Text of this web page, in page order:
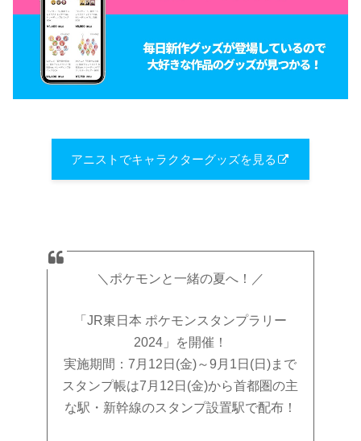
アニストでキャラクターグッズを見る
＼ポケモンと一緒の夏へ！／
「JR東日本 ポケモンスタンプラリー
2024」を開催！
実施期間：7月12日(金)～9月1日(日)まで
スタンプ帳は7月12日(金)から首都圏の主
な駅・新幹線のスタンプ設置駅で配布！